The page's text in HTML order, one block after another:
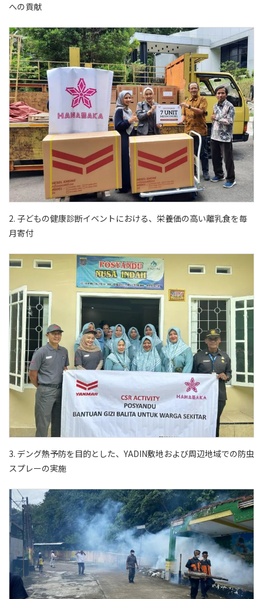
への貢献
2. 子どもの健康診断イベントにおける、栄養価の高い離乳食を毎
月寄付
3. デング熱予防を目的とした、YADIN敷地および周辺地域での防虫
スプレーの実施